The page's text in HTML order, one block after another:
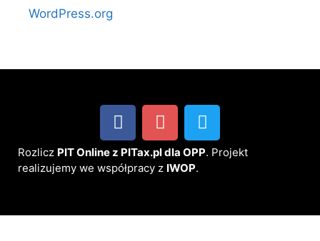
WordPress.org
Rozlicz PIT Online z PITax.pl dla OPP. Projekt
realizujemy we współpracy z IWOP.